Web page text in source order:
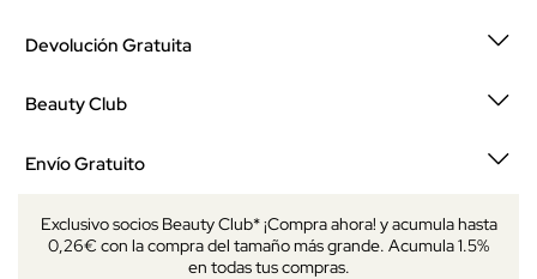
Devolución Gratuita
Beauty Club
Envío Gratuito
Exclusivo socios Beauty Club* ¡Compra ahora! y acumula hasta
0,26€ con la compra del tamaño más grande. Acumula 1.5%
en todas tus compras.